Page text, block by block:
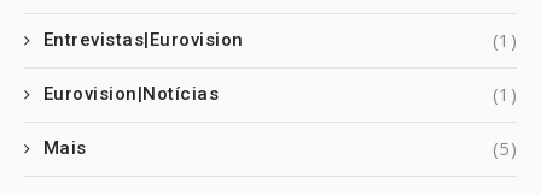
Entrevistas|Eurovision (1)
Eurovision|Notícias (1)
Mais (5)